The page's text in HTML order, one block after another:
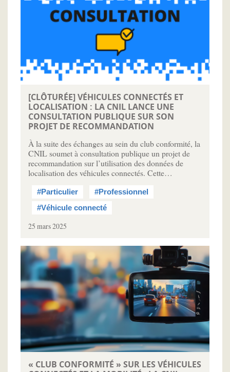
[CLÔTURÉE] VÉHICULES CONNECTÉS ET
LOCALISATION : LA CNIL LANCE UNE
CONSULTATION PUBLIQUE SUR SON
PROJET DE RECOMMANDATION
À la suite des échanges au sein du club conformité, la
CNIL soumet à consultation publique un projet de
recommandation sur l’utilisation des données de
localisation des véhicules connectés. Cette…
#Particulier
#Professionnel
#Véhicule connecté
25 mars 2025
« CLUB CONFORMITÉ » SUR LES VÉHICULES